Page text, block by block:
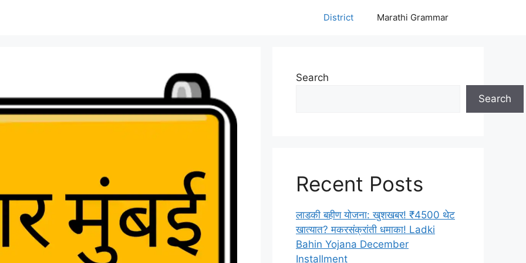
District Marathi Grammar
Search
Search
Recent Posts
लाडकी बहीण योजना: खुशखबर! ₹4500 थेट
खात्यात? मकरसंक्रांती धमाका! Ladki
Bahin Yojana December
Installment